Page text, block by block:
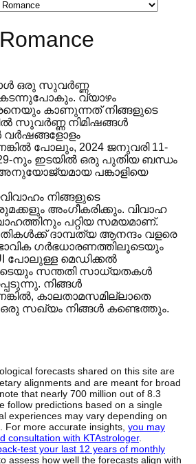
ഒരു സുവർണ്ണ
വ്യാഴം
കാണുന്നത് നിങ്ങളുടെ
സുവർണ്ണ നിമിഷങ്ങൾ
വർഷങ്ങളോളം
പോലും, 2024 ജനുവരി 11-
നും ഇടയിൽ ഒരു പുതിയ ബന്ധം
അനുയോജ്യമായ പങ്കാളിയെ
നിങ്ങളുടെ
അംഗീകരിക്കും. വിവാഹ
പറ്റിയ സമയമാണ്.
ദാമ്പത്യ ആനന്ദം വളരെ
ഗർഭധാരണത്തിലൂടെയും
പോലുള്ള മെഡിക്കൽ
സന്തതി സാധ്യതകൾ
നിങ്ങൾ
കാലതാമസമില്ലാതെ
സഖ്യം നിങ്ങൾ കണ്ടെത്തും.
forecasts shared on this site are
alignments and are meant for broad
that nearly 700 million out of 8.3
follow predictions based on a single
experiences may vary depending on
For more accurate insights, you may
consultation with KTAstrologer.
test your last 12 years of monthly
assess how well the forecasts align with